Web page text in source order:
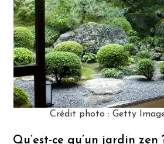
Crédit photo : Getty
Qu’est-ce qu’un jardin zen